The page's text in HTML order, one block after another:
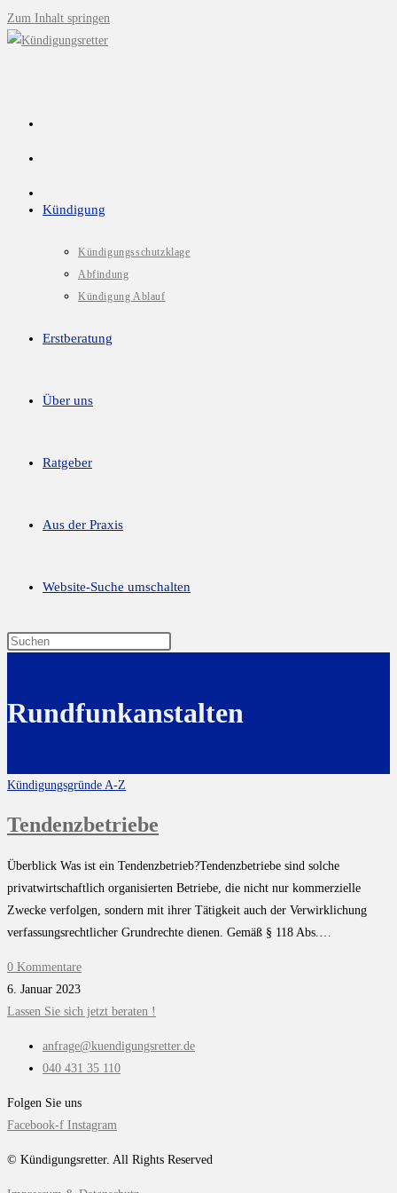
Zum Inhalt springen
Kündigung
Kündigungsschutzklage
Abfindung
Kündigung Ablauf
Erstberatung
Über uns
Ratgeber
Aus der Praxis
Website-Suche umschalten
Rundfunkanstalten
Kündigungsgründe A-Z
Tendenzbetriebe
Überblick Was ist ein Tendenzbetrieb?Tendenzbetriebe sind solche
privatwirtschaftlich organisierten Betriebe, die nicht nur kommerzielle
Zwecke verfolgen, sondern mit ihrer Tätigkeit auch der Verwirklichung
verfassungsrechtlicher Grundrechte dienen. Gemäß § 118 Abs.…
0 Kommentare
6. Januar 2023
Lassen Sie sich jetzt beraten !
anfrage@kuendigungsretter.de
040 431 35 110
Folgen Sie uns
Facebook-f Instagram
© Kündigungsretter. All Rights Reserved